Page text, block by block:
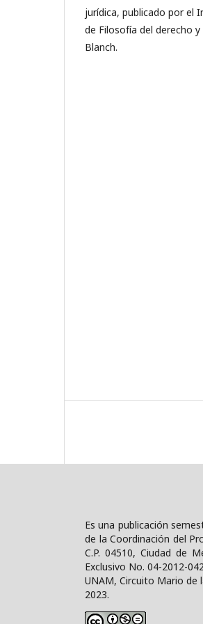
jurídica, publicado por el
de Filosofía del derecho
Blanch.
Es una publicación
de la Coordinación del
C.P. 04510, Ciudad de
Exclusivo No. 04-2012-
UNAM, Circuito Mario de
2023.